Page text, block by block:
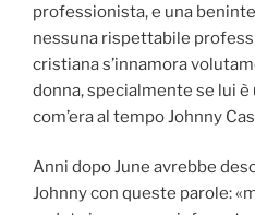
professionista, e una
nessuna rispettabile
cristiana s’innamora
donna, specialmente se lui
com’era al tempo Johnny
Anni dopo June avrebbe
Johnny con queste parole: